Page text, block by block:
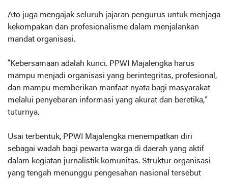
Ato juga mengajak seluruh jajaran pengurus untuk menjaga
kekompakan dan profesionalisme dalam menjalankan
mandat organisasi.
“Kebersamaan adalah kunci. PPWI Majalengka harus
mampu menjadi organisasi yang berintegritas, profesional,
dan mampu memberikan manfaat nyata bagi masyarakat
melalui penyebaran informasi yang akurat dan beretika,”
tuturnya.
Usai terbentuk, PPWI Majalengka menempatkan diri
sebagai wadah bagi pewarta warga di daerah yang aktif
dalam kegiatan jurnalistik komunitas. Struktur organisasi
yang tengah menunggu pengesahan nasional tersebut